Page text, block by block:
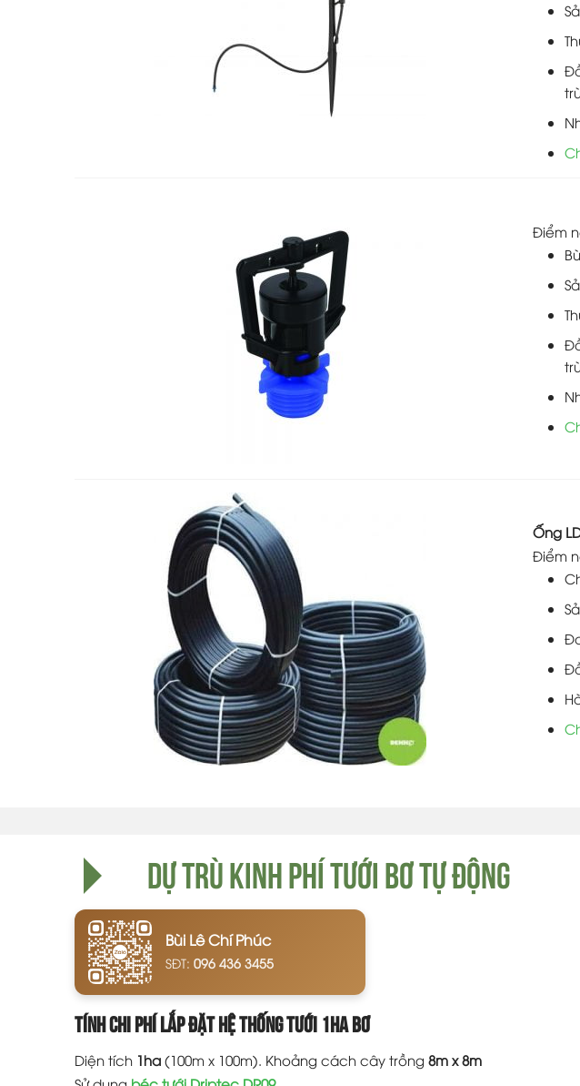
Điểm
Ống
Điểm
DỰ TRÙ KINH PHÍ TƯỚI BƠ TỰ ĐỘNG
Bùi Lê Chí Phúc
SĐT: 096 436 3455
TÍNH CHI PHÍ LẮP ĐẶT HỆ THỐNG TƯỚI 1HA BƠ
Diện tích 1ha (100m x 100m). Khoảng cách cây trồng 8m x 8m